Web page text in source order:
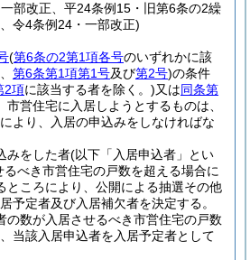
部改正、平24条例15・旧第6条の2繰
令4条例24・一部改正)
(第6条の2第1項各号のいずれかに該
第6条第1項第1号及び第2号)の条件
2項に該当する者を除く。)又は同条第
市営住宅に入居しようとするものは、
より、入居の申込みをしなければな
みをした者(以下「入居申込者」とい
べき市営住宅の戸数を超える場合に
ところにより、公開による抽選その他
予定者及び入居補欠者を決定する。
の数が入居させるべき市営住宅の戸数
当該入居申込者を入居予定者として